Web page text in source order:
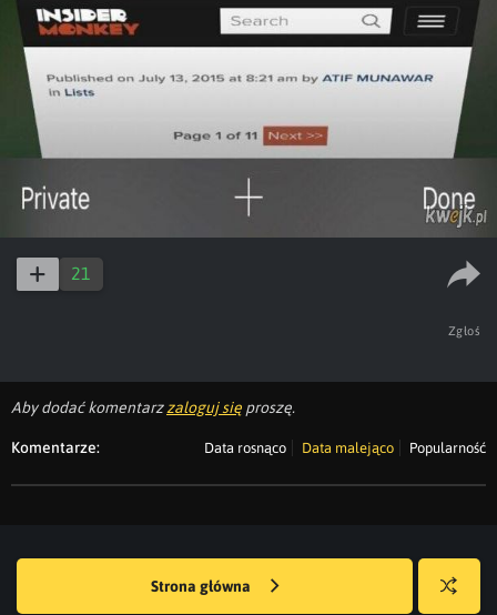
21
Zgłoś
Aby dodać komentarzzaloguj się proszę.
Komentarze: Data rosnąco Data malejąco Popularność
Strona główna